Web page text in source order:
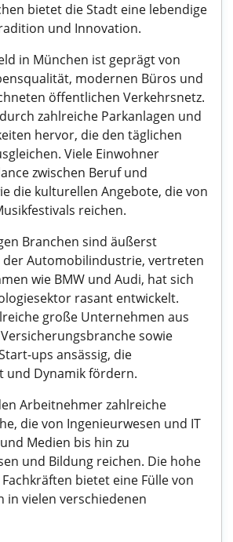
bietet die Stadt eine lebendige
und Innovation.
in München ist geprägt von
modernen Büros und
öffentlichen Verkehrsnetz.
zahlreiche Parkanlagen und
hervor, die den täglichen
Viele Einwohner
zwischen Beruf und
die kulturellen Angebote, die von
reichen.
Branchen sind äußerst
der Automobilindustrie, vertreten
wie BMW und Audi, hat sich
rasant entwickelt.
große Unternehmen aus
sowie
ups ansässig, die
und Dynamik fördern.
Arbeitnehmer zahlreiche
die von Ingenieurwesen und IT
Medien bis hin zu
und Bildung reichen. Die hohe
bietet eine Fülle von
in vielen verschiedenen